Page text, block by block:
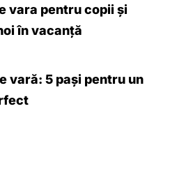
vara pentru copii și
în vacanță
vară: 5 pași pentru un